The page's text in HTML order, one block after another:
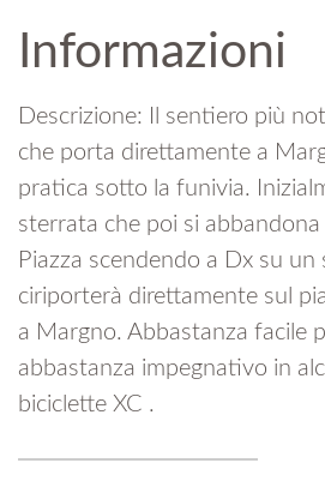
Informazioni
Descrizione: Il sentiero più
che porta direttamente a
pratica sotto la funivia.
sterrata che poi si abbandona
Piazza scendendo a Dx su un
ciriporterà direttamente sul
a Margno. Abbastanza facile
abbastanza impegnativo in
biciclette XC .